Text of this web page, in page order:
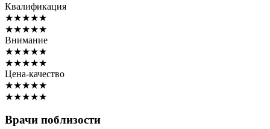
Квалификация
★★★★★
★★★★★
Внимание
★★★★★
★★★★★
Цена-качество
★★★★★
★★★★★
Врачи поблизости